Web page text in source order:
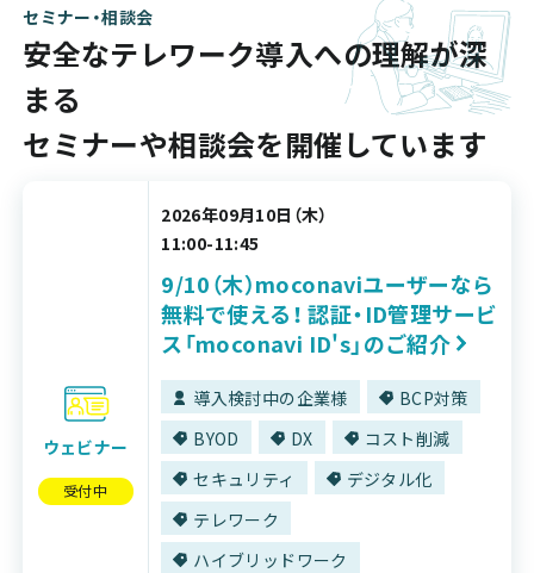
セミナー・相談会
安全なテレワーク導入への理解が深
まる
セミナーや相談会を開催しています
ウェビナー
受付中
2026年09月10日（木）
11:00-11:45
9/10（木）moconaviユーザーなら
無料で使える！ 認証・ID管理サービ
ス「moconavi ID's」のご紹介
導入検討中の企業様
BCP対策
BYOD
DX
コスト削減
セキュリティ
デジタル化
テレワーク
ハイブリッドワーク